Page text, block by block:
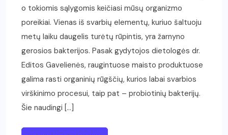
o tokiomis sąlygomis keičiasi mūsų organizmo
poreikiai. Vienas iš svarbių elementų, kuriuo šaltuoju
metų laiku daugelis turėtų rūpintis, yra žarnyno
gerosios bakterijos. Pasak gydytojos dietologės dr.
Editos Gavelienės, raugintuose maisto produktuose
galima rasti organinių rūgščių, kurios labai svarbios
virškinimo procesui, taip pat – probiotinių bakterijų.
Šie naudingi […]